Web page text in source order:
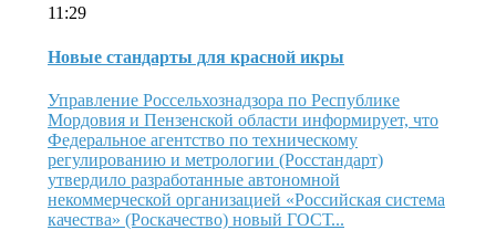
11:29
Новые стандарты для красной икры
Управление Россельхознадзора по Республике
Мордовия и Пензенской области информирует, что
Федеральное агентство по техническому
регулированию и метрологии (Росстандарт)
утвердило разработанные автономной
некоммерческой организацией «Российская система
качества» (Роскачество) новый ГОСТ...